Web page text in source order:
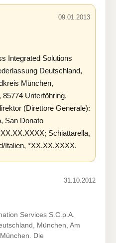
09.01.2013
Integrated Solutions
Deutschland,
München,
Unterföhring.
(Direttore Generale):
San Donato
Schiattarella,
Italien, *XX.XX.XXXX.
31.10.2012
Services S.C.p.A.
München, Am
Die